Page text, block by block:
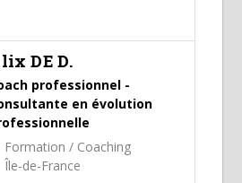
DE D.
professionnel -
en évolution
Formation / Coaching
Île-de-France